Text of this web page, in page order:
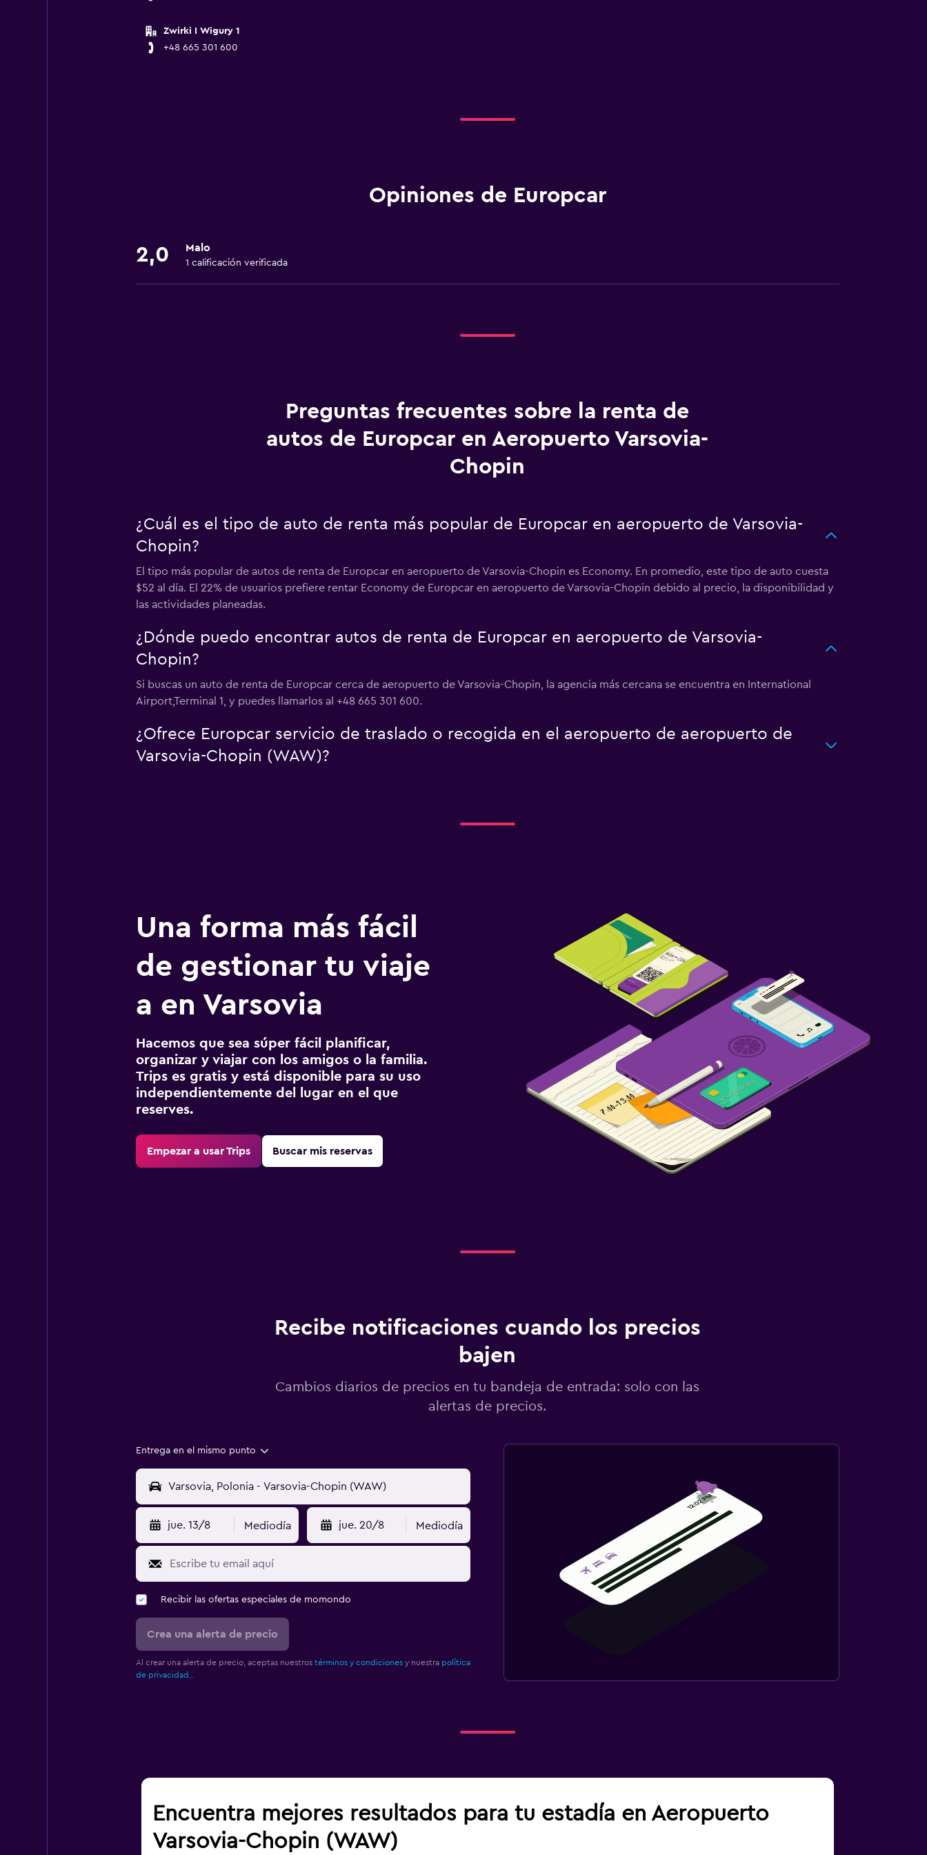
Zwirki I Wigury 1
+48 665 301 600
Opiniones de Europcar
2,0 Malo
1 calificación verificada
Preguntas frecuentes sobre la renta de
autos de Europcar en Aeropuerto Varsovia-
Chopin
¿Cuál es el tipo de auto de renta más popular de Europcar en aeropuerto de Varsovia-
Chopin?
El tipo más popular de autos de renta de Europcar en aeropuerto de Varsovia-Chopin es Economy. En promedio, este tipo de auto cuesta
$52 al día. El 22% de usuarios prefiere rentar Economy de Europcar en aeropuerto de Varsovia-Chopin debido al precio, la disponibilidad y
las actividades planeadas.
¿Dónde puedo encontrar autos de renta de Europcar en aeropuerto de Varsovia-
Chopin?
Si buscas un auto de renta de Europcar cerca de aeropuerto de Varsovia-Chopin, la agencia más cercana se encuentra en International
Airport,Terminal 1, y puedes llamarlos al +48 665 301 600.
¿Ofrece Europcar servicio de traslado o recogida en el aeropuerto de aeropuerto de
Varsovia-Chopin (WAW)?
Una forma más fácil
de gestionar tu viaje
a en Varsovia
Hacemos que sea súper fácil planificar,
organizar y viajar con los amigos o la familia.
Trips es gratis y está disponible para su uso
independientemente del lugar en el que
reserves.
Empezar a usar Trips Buscar mis reservas
Recibe notificaciones cuando los precios
bajen
Cambios diarios de precios en tu bandeja de entrada: solo con las
alertas de precios.
Entrega en el mismo punto
jue. 13/8 Mediodía jue. 20/8 Mediodía
Recibir las ofertas especiales de momondo
Crea una alerta de precio
Al crear una alerta de precio, aceptas nuestros términos y condicionesy nuestra política
de privacidad.
Encuentra mejores resultados para tu estadía en Aeropuerto
Varsovia-Chopin (WAW)